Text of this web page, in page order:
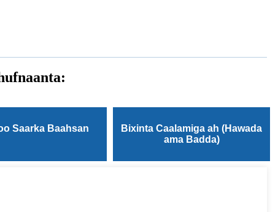
Saarka Baahsan
Bixinta Caalamiga ah (Hawada
ama Badda)